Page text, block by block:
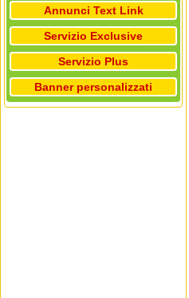
Annunci Text Link
Servizio Exclusive
Servizio Plus
Banner personalizzati